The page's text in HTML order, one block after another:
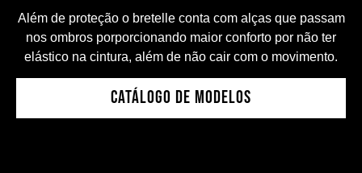
Além de proteção o bretelle conta com alças que passam
nos ombros porporcionando maior conforto por não ter
elástico na cintura, além de não cair com o movimento.
Catálogo de modelos